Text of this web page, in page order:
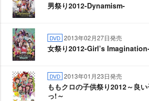
男祭り2012-Dynamism-
DVD 2013年02月27日発売
女祭り2012-Girl’s
DVD 2013年01月23日発売
ももクロの子供祭り2012～良
っ!～